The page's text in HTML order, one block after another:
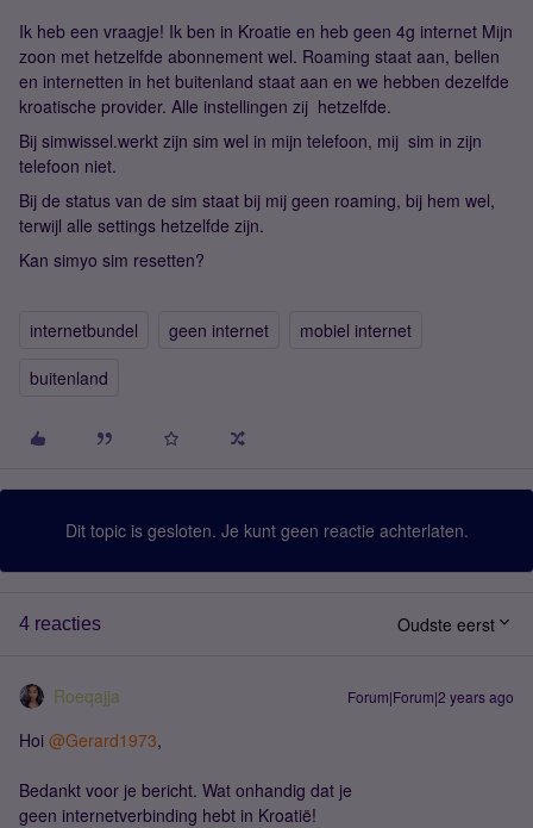
Ik heb een vraagje! Ik ben in Kroatie en heb geen 4g internet Mijn
zoon met hetzelfde abonnement wel. Roaming staat aan, bellen
en internetten in het buitenland staat aan en we hebben dezelfde
kroatische provider. Alle instellingen zij hetzelfde.
Bij simwissel.werkt zijn sim wel in mijn telefoon, mij sim in zijn
telefoon niet.
Bij de status van de sim staat bij mij geen roaming, bij hem wel,
terwijl alle settings hetzelfde zijn.
Kan simyo sim resetten?
internetbundel geen internet
mobiel internet
buitenland
Dit topic is gesloten. Je kunt geen reactie achterlaten.
4 reacties Oudste eerst
Roeqajja Forum|Forum|2 years ago
Hoi @Gerard1973,
Bedankt voor je bericht. Wat onhandig dat je
geen internetverbinding hebt in Kroatië!